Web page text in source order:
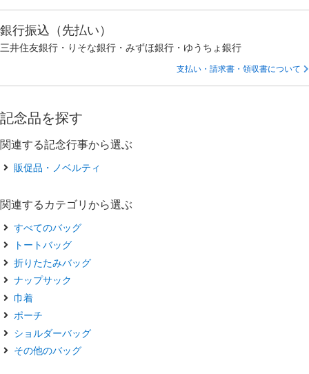
銀行振込（先払い）
三井住友銀行・りそな銀行・みずほ銀行・ゆうちょ銀行
支払い・請求書・領収書について
記念品を探す
関連する記念行事から選ぶ
販促品・ノベルティ
関連するカテゴリから選ぶ
すべてのバッグ
トートバッグ
折りたたみバッグ
ナップサック
巾着
ポーチ
ショルダーバッグ
その他のバッグ